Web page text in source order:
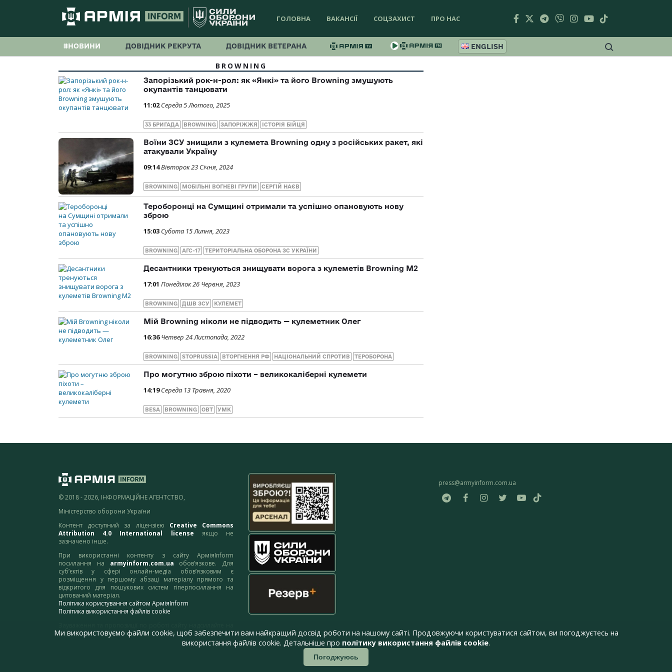
ГОЛОВНА ВАКАНСІЇ СОЦЗАХИСТ ПРО НАС
#НОВИНИ ДОВІДНИК РЕКРУТА ДОВІДНИК ВЕТЕРАНА ENGLISH
BROWNING
Запорізький рок-н-рол: як «Янкі» та його Browning змушують
окупантів танцювати
11:02 Середа 5 Лютого, 2025
33 БРИГАДА BROWNING ЗАПОРІЖЖЯ ІСТОРІЯ БІЙЦЯ
Воїни ЗСУ знищили з кулемета Browning одну з російських ракет, які
атакували Україну
09:14Вівторок 23 Січня, 2024
BROWNING МОБІЛЬНІ ВОГНЕВІ ГРУПИ СЕРГІЙ НАЄВ
Тероборонці на Сумщині отримали та успішно опановують нову
зброю
15:03 Субота 15 Липня, 2023
BROWNING АГС-17 ТЕРИТОРІАЛЬНА ОБОРОНА ЗС УКРАЇНИ
Десантники тренуються знищувати ворога з кулеметів Browning M2
17:01 Понеділок 26 Червня, 2023
BROWNING ДШВ ЗСУ КУЛЕМЕТ
Мій Browning ніколи не підводить — кулеметник Олег
16:36 Четвер 24 Листопада, 2022
BROWNING STOPRUSSIA ВТОРГНЕННЯ РФ НАЦІОНАЛЬНИЙ СПРОТИВ ТЕРОБОРОНА
Про могутню зброю піхоти – великокаліберні кулемети
14:19 Середа 13 Травня, 2020
BESA BROWNING ОВТ УМК
© 2018 - 2026, ІНФОРМАЦІЙНЕ АГЕНТСТВО,
Міністерство оборони України
Контент доступний за ліцензією Creative Commons
Attribution 4.0 International license якщо не
зазначено інше.
При використанні контенту з сайту АрміяInform
посилання на armyinform.com.ua обов’язкове. Для
суб’єктів у сфері онлайн-медіа обов’язковим є
розміщення у першому абзаці матеріалу прямого та
відкритого для пошукових систем гіперпосилання на
цитований матеріал.
Політика користування сайтом АрміяInform
Політика використання файлів cookie
адресу:webmaster@armyinform.com.ua
press@armyinform.com.ua
Ми використовуємо файли cookie, щоб забезпечити вам найкращий досвід роботи на нашому сайті. Продовжуючи користуватися сайтом, ви погоджуєтесь на
використання файлів cookie. Детальніше про політику використання файлів cookie.
Погоджуюсь